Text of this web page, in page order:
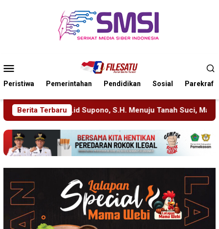
Mobile
Peristiwa Pemerintahan Pendidikan Sosial Parekraf
Berita Terbaru
S.H. Menuju Tanah Suci, Manajemen Pastikan Pelayanan